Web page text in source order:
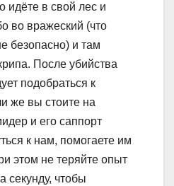
идёте в свой лес и
во вражеский (что
безопасно) и там
После убийства
подобраться к
же вы стоите на
и его саппорт
к нам, помогаете им
этом не теряйте опыт
секунду, чтобы